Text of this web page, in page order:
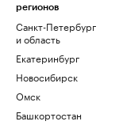
регионов
Санкт-Петербург
и область
Екатеринбург
Новосибирск
Омск
Башкортостан